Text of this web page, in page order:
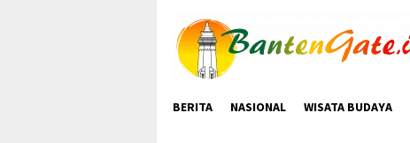
konten
BERITA NASIONAL WISATA BUDAYA